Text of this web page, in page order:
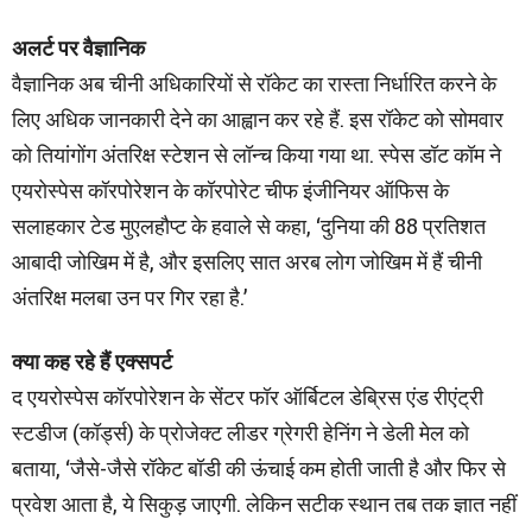
अलर्ट पर वैज्ञानिक
वैज्ञानिक अब चीनी अधिकारियों से रॉकेट का रास्ता निर्धारित करने के
लिए अधिक जानकारी देने का आह्वान कर रहे हैं. इस रॉकेट को सोमवार
को तियांगोंग अंतरिक्ष स्टेशन से लॉन्च किया गया था. स्पेस डॉट कॉम ने
एयरोस्पेस कॉरपोरेशन के कॉरपोरेट चीफ इंजीनियर ऑफिस के
सलाहकार टेड मुएलहौप्ट के हवाले से कहा, ‘दुनिया की 88 प्रतिशत
आबादी जोखिम में है, और इसलिए सात अरब लोग जोखिम में हैं चीनी
अंतरिक्ष मलबा उन पर गिर रहा है.’
क्या कह रहे हैं एक्सपर्ट
द एयरोस्पेस कॉरपोरेशन के सेंटर फॉर ऑर्बिटल डेब्रिस एंड रीएंट्री
स्टडीज (कॉर्ड्स) के प्रोजेक्ट लीडर ग्रेगरी हेनिंग ने डेली मेल को
बताया, ‘जैसे-जैसे रॉकेट बॉडी की ऊंचाई कम होती जाती है और फिर से
प्रवेश आता है, ये सिकुड़ जाएगी. लेकिन सटीक स्थान तब तक ज्ञात नहीं